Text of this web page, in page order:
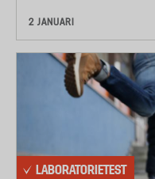
2 JANUARI
LABORATORIETEST